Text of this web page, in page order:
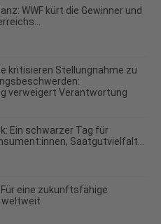
WWF kürt die Gewinner und
kritisieren Stellungnahme zu
verweigert Verantwortung
Ein schwarzer Tag für
Saatgutvielfalt...
eine zukunftsfähige
weltweit